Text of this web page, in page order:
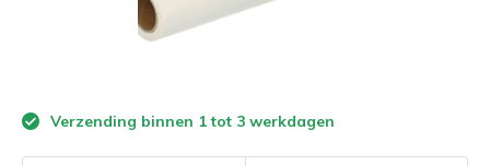
Verzending binnen 1 tot 3 werkdagen